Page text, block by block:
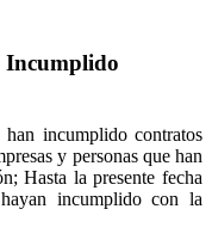
Incumplido
incumplido contratos
y personas que han
Hasta la presente fecha
incumplido con la